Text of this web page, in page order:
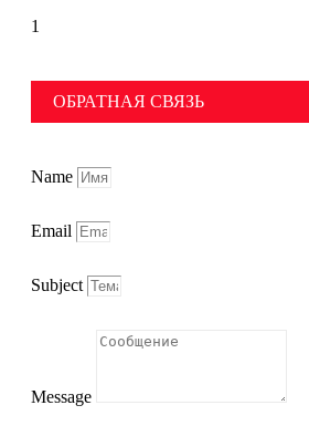
ОБРАТНАЯ СВЯЗЬ
Name
Email
Subject
Message